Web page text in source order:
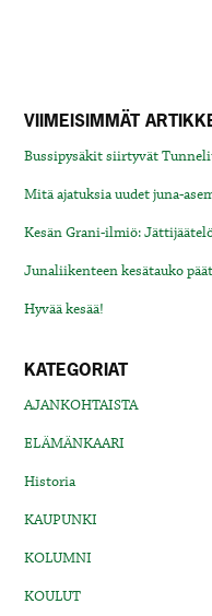
VIIMEISIMMÄT
Bussipysäkit siirtyvät
Mitä ajatuksia uudet juna-
Kesän Grani-ilmiö:
Junaliikenteen kesätauko
Hyvää kesää!
KATEGORIAT
AJANKOHTAISTA
ELÄMÄNKAARI
Historia
KAUPUNKI
KOLUMNI
KOULUT